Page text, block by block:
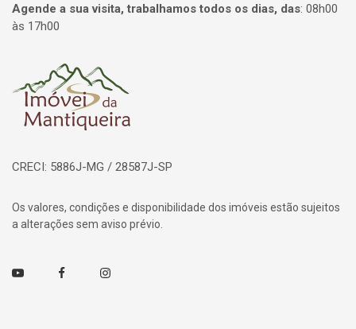
Agende a sua visita, trabalhamos todos os dias, das: 08h00
às 17h00
Página inicial
CRECI: 5886J-MG / 28587J-SP
Os valores, condições e disponibilidade dos imóveis estão sujeitos
a alterações sem aviso prévio.
Youtube FacebookInstagram